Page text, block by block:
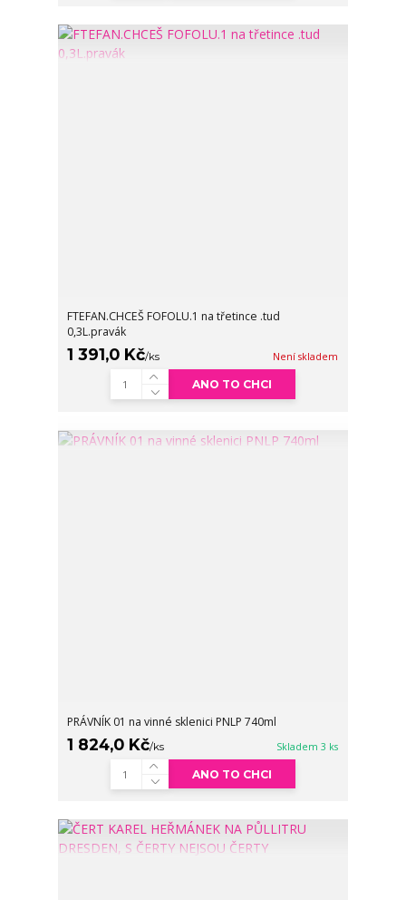
FTEFAN.CHCEŠ FOFOLU.1 na třetince .tud
0,3L.pravák
1 391,0 Kč/ks Není skladem
ANO TO CHCI
PRÁVNÍK 01 na vinné sklenici PNLP 740ml
1 824,0 Kč/ks Skladem 3 ks
ANO TO CHCI